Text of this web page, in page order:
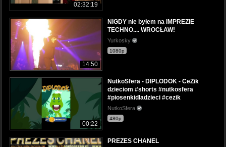
02:32:19
14:50
NIGDY nie byłem na IMPREZIE
TECHNO.... WROCŁAW!
Yurkosky
1080p
00:22
NutkoSfera - DIPLODOK - CeZik
dzieciom #shorts #nutkosfera
#piosenkidladzieci #cezik
NutkoSfera
480p
PREZES CHANEL